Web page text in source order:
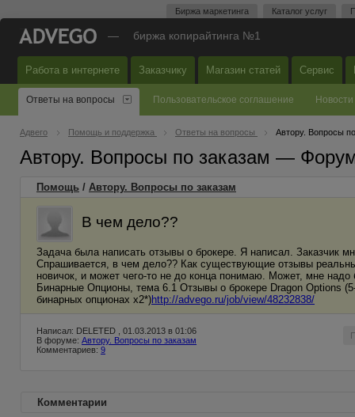
Биржа маркетинга Каталог услуг
— биржа копирайтинга №1
Работа в интернете Заказчику Магазин статей Сервис
Ответы на вопросы Пользовательское соглашение Новости
Адвего Помощь и поддержка Ответы на вопросы Автору. Вопросы
Автору. Вопросы по заказам —
Помощь / Автору. Вопросы по заказам
В чем дело??
Задача была написать отзывы о брокере. Я написал. Заказчик
Спрашивается, в чем дело?? Как существующие отзывы
новичок, и может чего-то не до конца понимаю. Может, мне надо
Бинарные Опционы, тема 6.1 Отзывы о брокере Dragon Options
бинарных опционах х2*)http://advego.ru/job/view/48232838/
Написал: DELETED , 01.03.2013 в 01:06
В форуме: Автору. Вопросы по заказам
Комментариев: 9
Комментарии